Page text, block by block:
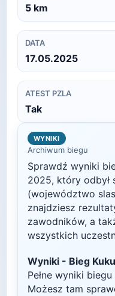
5 km
DATA
17.05.2025
ATEST PZLA
Tak
WYNIKI
Archiwum biegu
Sprawdź wyniki
2025, który odbył
(województwo
znajdziesz
zawodników, a
wszystkich
Wyniki - Bieg
Pełne wyniki
Możesz tam